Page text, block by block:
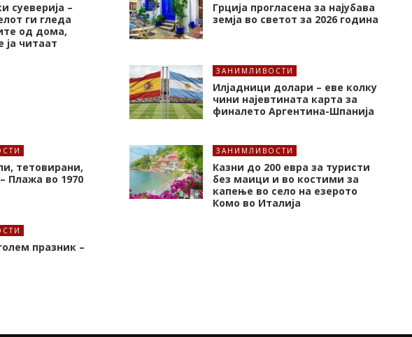
суеверија –
ги гледа
од дома,
ја читаат
Грција прогласена за најубава
земја во светот за 2026 година
ЗАНИМЛИВОСТИ
Илјадници долари – еве колку
чини најевтината карта за
финалето Аргентина-Шпанија
тетовирани,
Плажа во 1970
ЗАНИМЛИВОСТИ
Казни до 200 евра за туристи
без маици и во костими за
капење во село на езерото
Комо во Италија
празник –